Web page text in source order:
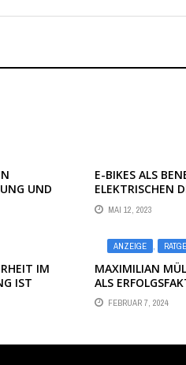
UND
E-BIKES ALS
ELEKTRISCHEN
KÖNNEN
MAI 12, 2023
IM
IST
ANZEIGE
MAXIMILIAN
ALS
FEBRUAR 7, 2024